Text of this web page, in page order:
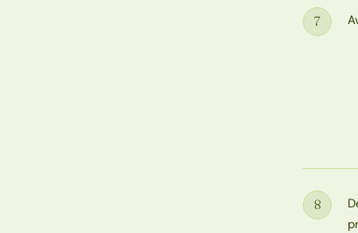
Étape
7
Étape
8